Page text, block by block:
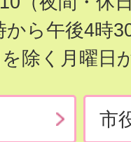
から午後4時
除く月曜日
市